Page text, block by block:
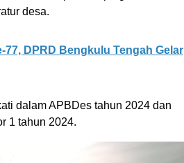
desa.
77, DPRD Bengkulu Tengah Gelar
dalam APBDes tahun 2024 dan
1 tahun 2024.